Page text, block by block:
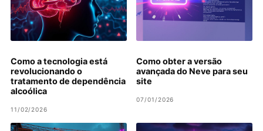
Como a tecnologia está
revolucionando o
tratamento de dependência
alcoólica
11/02/2026
Como obter a versão
avançada do Neve para seu
site
07/01/2026